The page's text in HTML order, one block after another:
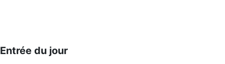
Entrée du jour